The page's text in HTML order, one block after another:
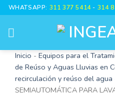
WHATSAPP: 311 377 5414- 314
Inicio - Equipos para el
de Reúso y Aguas Lluvias en
recirculación y reúso del agua
SEMIAUTOMÁTICA PARA